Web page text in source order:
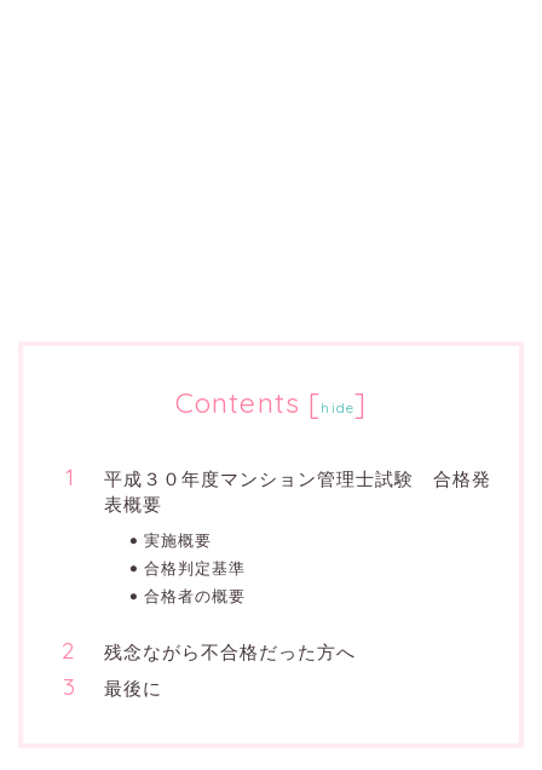
Contents [ hide]
平成３０年度マンション管理士試験 合格発
表概要
実施概要
合格判定基準
合格者の概要
残念ながら不合格だった方へ
最後に